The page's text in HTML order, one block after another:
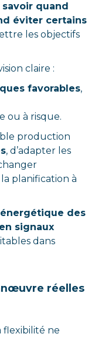
savoir quand
éviter certains
les objectifs
claire :
favorables,
ou à risque.
production
, d’adapter les
planification à
des
signaux
dans
réelles
flexibilité ne